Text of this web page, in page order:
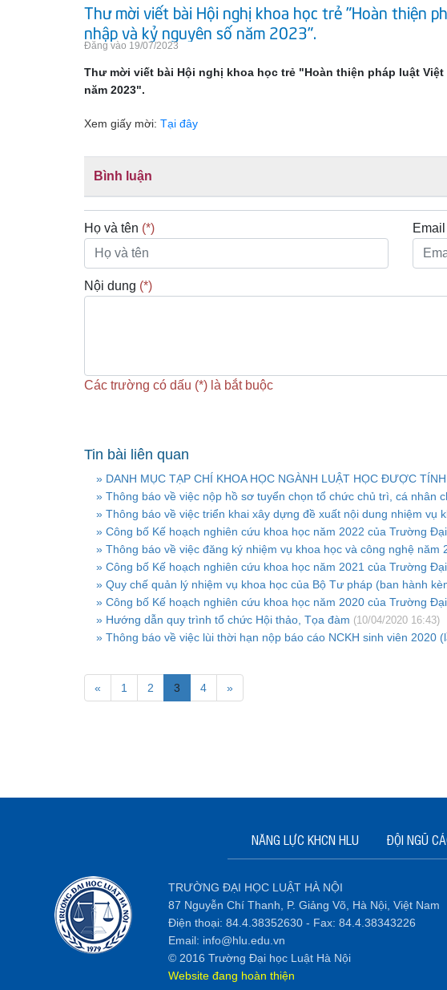
Thư mời viết bài Hội nghị khoa học trẻ "Hoàn thiện
nhập và kỷ nguyên số năm 2023".
Đăng vào 19/07/2023
Thư mời viết bài Hội nghị khoa học trẻ "Hoàn thiện pháp luật
năm 2023".
Xem giấy mời: Tại đây
Bình luận
Họ và tên (*) Email
Nội dung (*)
Các trường có dấu (*) là bắt buộc
Tin bài liên quan
» DANH MỤC TẠP CHÍ KHOA HỌC NGÀNH LUẬT HỌC ĐƯỢC
» Thông báo về việc nộp hồ sơ tuyển chọn tổ chức chủ trì, cá nhân
» Thông báo về việc triển khai xây dựng đề xuất nội dung nhiệm vụ
» Công bố Kế hoạch nghiên cứu khoa học năm 2022 của Trường
» Thông báo về việc đăng ký nhiệm vụ khoa học và công nghệ năm
» Công bố Kế hoạch nghiên cứu khoa học năm 2021 của Trường
» Quy chế quản lý nhiệm vụ khoa học của Bộ Tư pháp (ban hành
» Công bố Kế hoạch nghiên cứu khoa học năm 2020 của Trường
» Hướng dẫn quy trình tổ chức Hội thảo, Tọa đàm (10/04/2020 16:43)
» Thông báo về việc lùi thời hạn nộp báo cáo NCKH sinh viên 2020
« 1 2 3 4 »
NĂNG LỰC KHCN HLU ĐỘI NGŨ
TRƯỜNG ĐẠI HỌC LUẬT HÀ NỘI
87 Nguyễn Chí Thanh, P. Giảng Võ, Hà Nội, Việt Nam
Điện thoại: 84.4.38352630 - Fax: 84.4.38343226
Email: info@hlu.edu.vn
© 2016 Trường Đại học Luật Hà Nội
Website đang hoàn thiện